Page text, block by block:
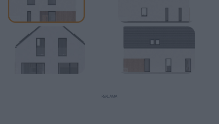
REKLAMA